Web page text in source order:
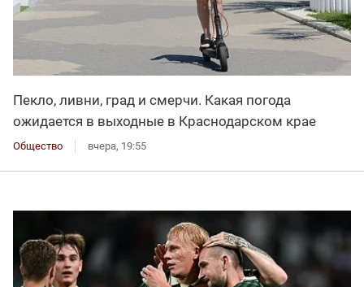
Пекло, ливни, град и смерчи. Какая погода
ожидается в выходные в Краснодарском крае
Общество вчера, 19:55